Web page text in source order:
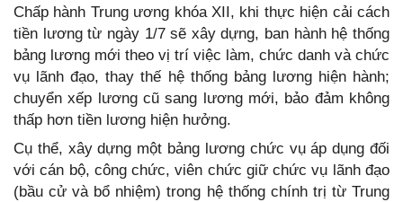
Chấp hành Trung ương khóa XII, khi thực hiện cải cách
tiền lương từ ngày 1/7 sẽ xây dựng, ban hành hệ thống
bảng lương mới theo vị trí việc làm, chức danh và chức
vụ lãnh đạo, thay thế hệ thống bảng lương hiện hành;
chuyển xếp lương cũ sang lương mới, bảo đảm không
thấp hơn tiền lương hiện hưởng.
Cụ thể, xây dựng một bảng lương chức vụ áp dụng đối
với cán bộ, công chức, viên chức giữ chức vụ lãnh đạo
(bầu cử và bổ nhiệm) trong hệ thống chính trị từ Trung